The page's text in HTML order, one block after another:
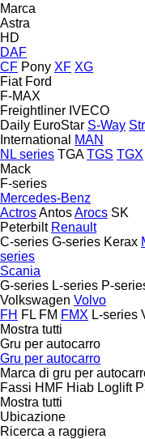
Marca
Astra
HD
DAF
CF Pony XF XG
Fiat Ford
F-MAX
Freightliner IVECO
Daily EuroStar S-Way
International
MAN
NL series TGA TGS TGX
Mack
F-series
Mercedes-Benz
ActrosAntosArocs SK
Peterbilt Renault
C-series G-series Kerax
series
Scania
G-series L-series P-
Volkswagen Volvo
FH FL FM FMX L-series
Mostra tutti
Gru per autocarro
Gru per autocarro
Marca di gru per
Fassi HMF Hiab Loglift
Mostra tutti
Ubicazione
Ricerca a raggiera